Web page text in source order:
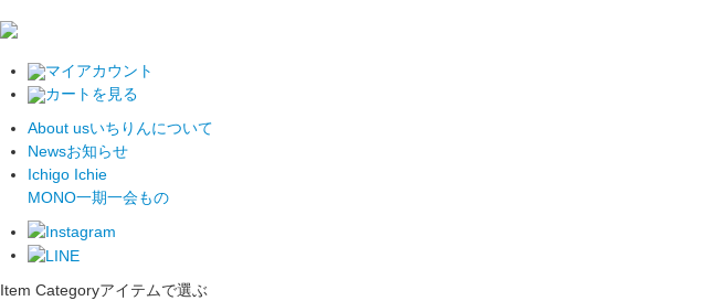
マイアカウント
カートを見る
About usいちりんについて
Newsお知らせ
Ichigo Ichie
MONO一期一会もの
Item Categoryアイテムで選ぶ